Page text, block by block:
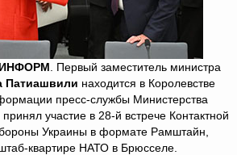
. Первый заместитель министра
Патиашвили находится в Королевстве
пресс-службы Министерства
участие в 28-й встрече Контактной
Украины в формате Рамштайн,
квартире НАТО в Брюсселе.